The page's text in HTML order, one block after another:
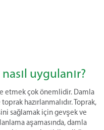
uygulanır?
etmek çok önemlidir. Damla
hazırlanmalıdır. Toprak,
sağlamak için gevşek ve
aşamasında, damla